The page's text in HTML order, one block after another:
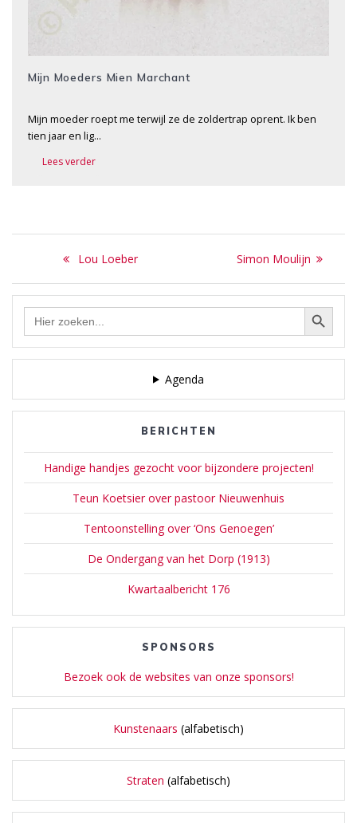
Mijn Moeders Mien Marchant
Mijn moeder roept me terwijl ze de zoldertrap oprent. Ik ben
tien jaar en lig…
Lees verder
Bericht
navigatie
Previous
Lou Loeber
Next
Simon Moulijn
Zoek Zoekknop
Agenda
BERICHTEN
Handige handjes gezocht voor bijzondere projecten!
Teun Koetsier over pastoor Nieuwenhuis
Tentoonstelling over ‘Ons Genoegen’
De Ondergang van het Dorp (1913)
Kwartaalbericht 176
SPONSORS
Bezoek ook de websites van onze sponsors!
Kunstenaars (alfabetisch)
Straten (alfabetisch)